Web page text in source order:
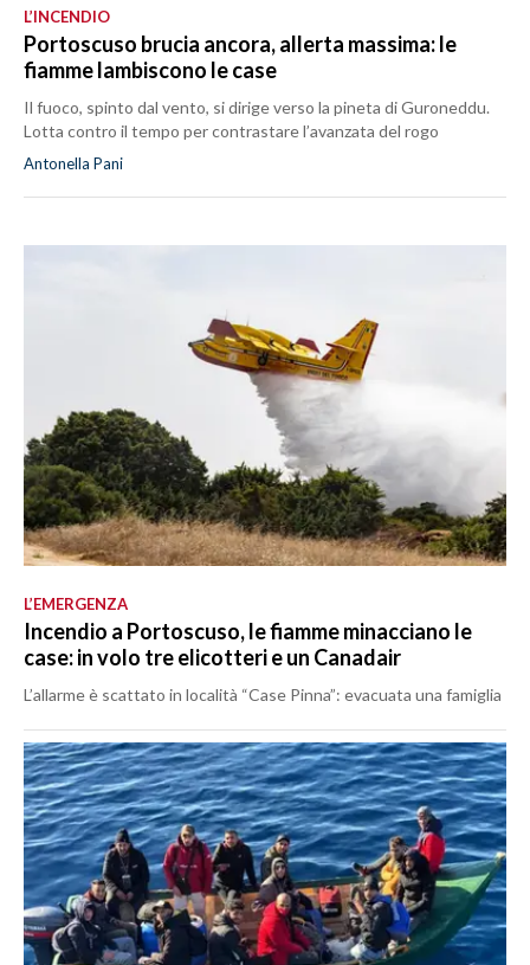
L’INCENDIO
Portoscuso brucia ancora, allerta massima: le
fiamme lambiscono le case
Il fuoco, spinto dal vento, si dirige verso la pineta di Guroneddu.
Lotta contro il tempo per contrastare l’avanzata del rogo
Antonella Pani
L’EMERGENZA
Incendio a Portoscuso, le fiamme minacciano le
case: in volo tre elicotteri e un Canadair
L’allarme è scattato in località “Case Pinna”: evacuata una famiglia